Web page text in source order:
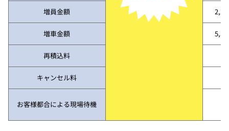
増員金額
増車金額
再積込料
キャンセル料
お客様都合による現場待機